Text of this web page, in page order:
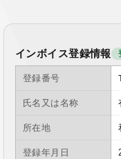
インボイス登録情報
登録番号
氏名又は名称
所在地
登録年月日